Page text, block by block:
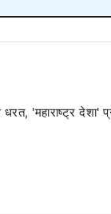
धरत, 'महाराष्ट्र